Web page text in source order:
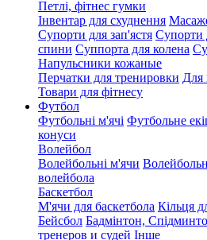
Петлі, фітнес гумки
Інвентар для схуднення
Супорти для зап'ястя Супорти
спини Суппорта для колена
Напульсники кожаные
Перчатки для тренировки Для
Товари для фітнесу
Футбол
Футбольні м'ячі Футбольне
конуси
Волейбол
Волейбольні м'ячи
волейбола
Баскетбол
М'ячи для баскетбола Кільця
Бейсбол Бадмінтон,
тренеров и судей Інше